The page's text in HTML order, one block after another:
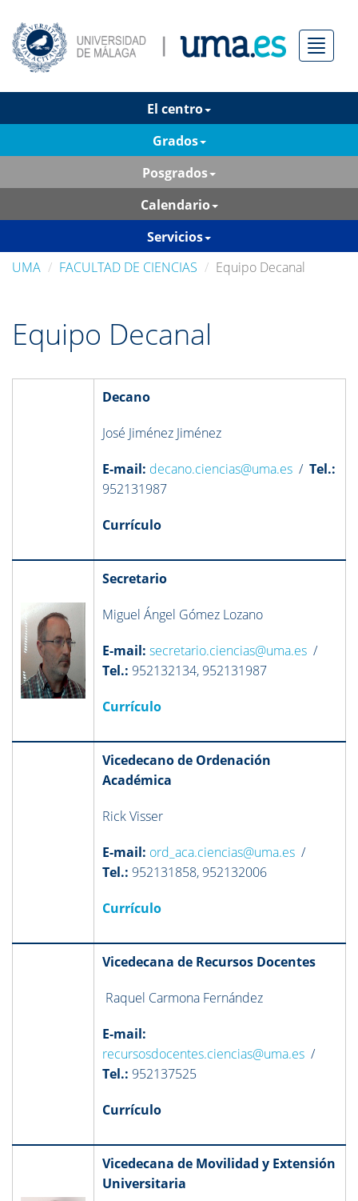
Menú
El centro
Grados
Posgrados
Calendario
Servicios
UMA
FACULTAD DE CIENCIAS Equipo Decanal
Equipo Decanal
Decano
José Jiménez Jiménez
E-mail: decano.ciencias@uma.es / Tel.:
952131987
Currículo
Secretario
Miguel Ángel Gómez Lozano
E-mail: secretario.ciencias@uma.es /
Tel.: 952132134, 952131987
Currículo
Vicedecano de Ordenación
Académica
Rick Visser
E-mail: ord_aca.ciencias@uma.es /
Tel.: 952131858, 952132006
Currículo
Vicedecana de Recursos Docentes
Raquel Carmona Fernández
E-mail:
recursosdocentes.ciencias@uma.es /
Tel.: 952137525
Currículo
Vicedecana de Movilidad y Extensión
Universitaria